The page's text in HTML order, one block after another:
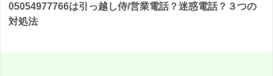
05054977766は引っ越し侍/営業電話？迷惑電話？３つの
対処法